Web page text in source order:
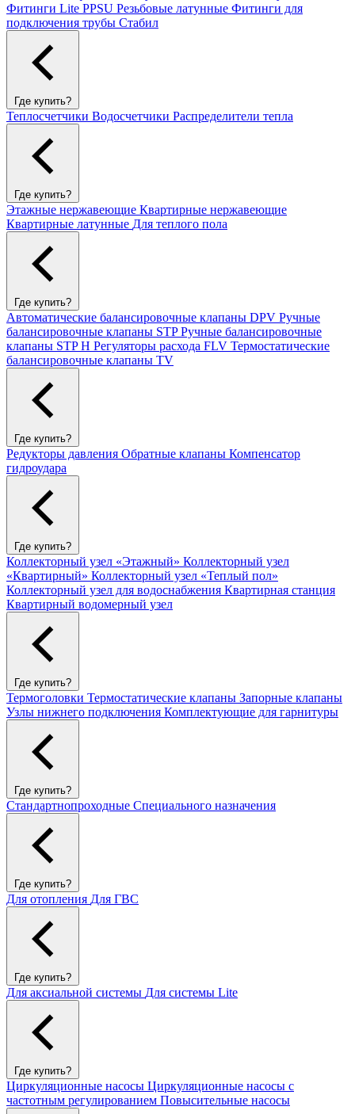
Фитинги Lite PPSU Резьбовые латунные Фитинги для
подключения трубы Стабил
Где купить?
Теплосчетчики Водосчетчики Распределители тепла
Где купить?
Этажные нержавеющие Квартирные нержавеющие
Квартирные латунные Для теплого пола
Где купить?
Автоматические балансировочные клапаны DPV Ручные
балансировочные клапаны STPРучные балансировочные
клапаны STP H Регуляторы расхода FLV Термостатические
балансировочные клапаны TV
Где купить?
Редукторы давления Обратные клапаны Компенсатор
гидроудара
Где купить?
Коллекторный узел «Этажный» Коллекторный узел
«Квартирный» Коллекторный узел «Теплый пол»
Коллекторный узел для водоснабжения Квартирная станция
Квартирный водомерный узел
Где купить?
Термоголовки Термостатические клапаны Запорные клапаны
Узлы нижнего подключения Комплектующие для гарнитуры
Где купить?
Стандартнопроходные Специального назначения
Где купить?
Для отопления Для ГВС
Где купить?
Для аксиальной системы Для системы Lite
Где купить?
Циркуляционные насосы Циркуляционные насосы с
частотным регулированием Повысительные насосы